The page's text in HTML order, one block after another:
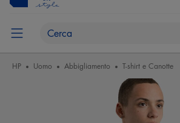
HP Uomo Abbigliamento T-shirt e Canotte